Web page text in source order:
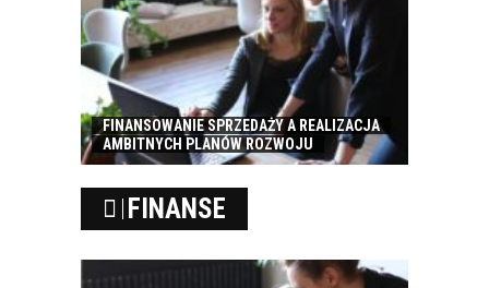
FINANSOWANIE SPRZEDAŻY A REALIZACJA
AMBITNYCH PLANÓW ROZWOJU
FINANSE